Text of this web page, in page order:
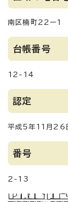
南区楠町22ー1
台帳番号
12-14
認定
平成5年11月26
番号
2-13